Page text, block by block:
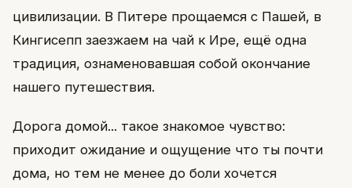
цивилизации. В Питере прощаемся с Пашей, в
Кингисепп заезжаем на чай к Ире, ещё одна
традиция, ознаменовавшая собой окончание
нашего путешествия.
Дорога домой... такое знакомое чувство:
приходит ожидание и ощущение что ты почти
дома, но тем не менее до боли хочется